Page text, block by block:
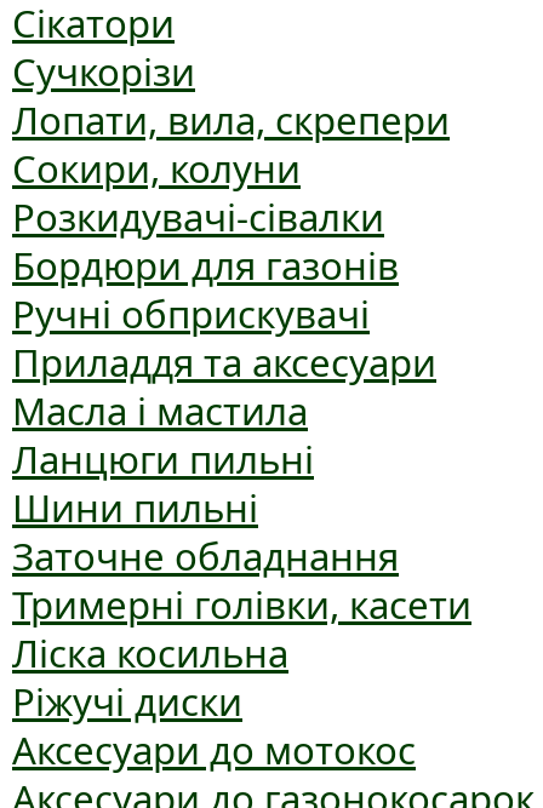
Сікатори
Сучкорізи
Лопати, вила, скрепери
Сокири, колуни
Розкидувачі-сівалки
Бордюри для газонів
Ручні обприскувачі
Приладдя та аксесуари
Масла і мастила
Ланцюги пильні
Шини пильні
Заточне обладнання
Тримерні голівки, касети
Ліска косильна
Ріжучі диски
Аксесуари до мотокос